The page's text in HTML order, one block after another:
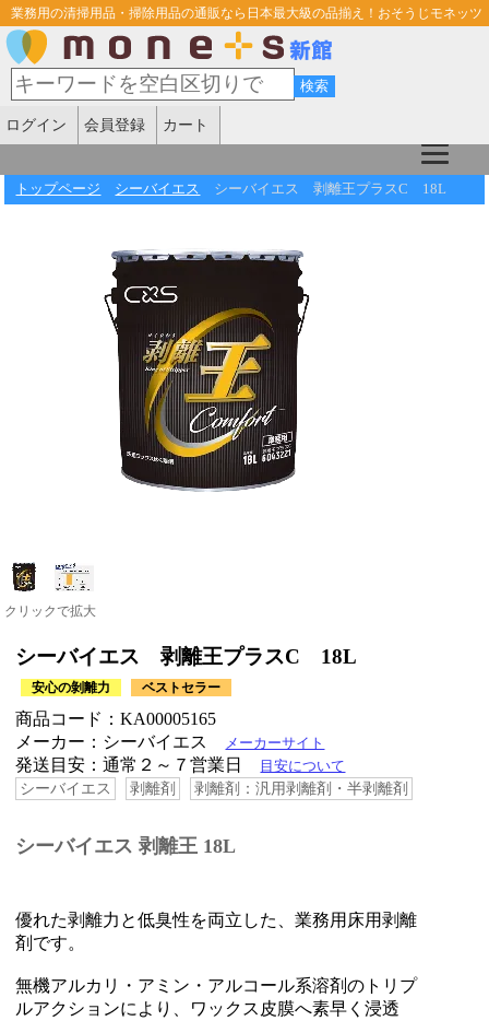
業務用の清掃用品・掃除用品の通販なら日本最大級の品揃え！おそうじモネッツ
ログイン 会員登録 カート
トップページ シーバイエス シーバイエス 剥離王プラスC 18L
クリックで拡大
シーバイエス 剥離王プラスC 18L
安心の剝離力 ベストセラー
商品コード：KA00005165
メーカー：シーバイエス
メーカーサイト
発送目安：通常２～７営業日 目安について
シーバイエス 剥離剤 剥離剤：汎用剥離剤・半剥離剤
シーバイエス 剥離王 18L
優れた剥離力と低臭性を両立した、業務用床用剥離
剤です。
無機アルカリ・アミン・アルコール系溶剤のトリプ
ルアクションにより、ワックス皮膜へ素早く浸透